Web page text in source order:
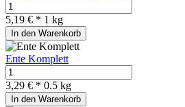
5,19 € * 1 kg
In den Warenkorb
Ente Komplett
3,29 € * 0.5 kg
In den Warenkorb